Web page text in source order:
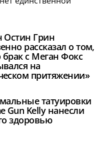
Остин Грин
рассказал о том,
брак с Меган Фокс
на
притяжении»
татуировки
Gun Kelly нанесли
здоровью